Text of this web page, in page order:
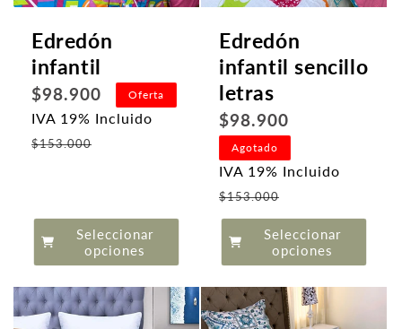
Edredón
infantil
Precio
habitual
$98.900 Oferta
IVA 19% Incluido
$153.000
Seleccionar
opciones
Edredón
infantil sencillo
letras
Precio
habitual
$98.900
Agotado
IVA 19% Incluido
$153.000
de
oferta
Seleccionar
opciones